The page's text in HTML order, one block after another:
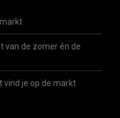
van de zomer én de
vind je op de markt